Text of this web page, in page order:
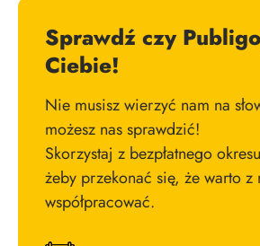
Sprawdź czy
Ciebie!
Nie musisz wierzyć nam na
możesz nas sprawdzić!
Skorzystaj z bezpłatnego
żeby przekonać się, że warto z
współpracować.